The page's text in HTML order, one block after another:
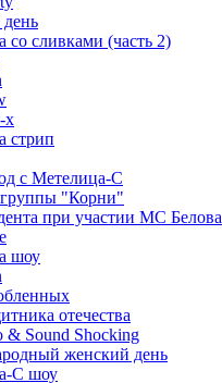
со сливками (часть 2)
х
стрип
с Метелица-С
"Корни"
при участии МС Белова
шоу
отечества
& Sound Shocking
женский день
С шоу